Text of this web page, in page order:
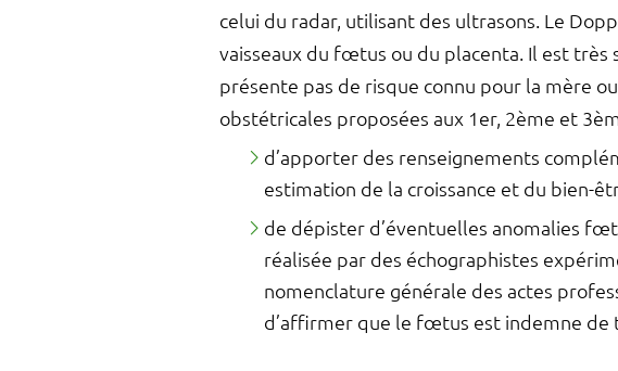
celui du radar, utilisant des ultrasons. Le
vaisseaux du fœtus ou du placenta. Il est très
présente pas de risque connu pour la mère
obstétricales proposées aux 1er, 2ème et
d’apporter des renseignements
estimation de la croissance et du bien-
de dépister d’éventuelles anomalies
réalisée par des échographistes
nomenclature générale des actes
d’affirmer que le fœtus est indemne